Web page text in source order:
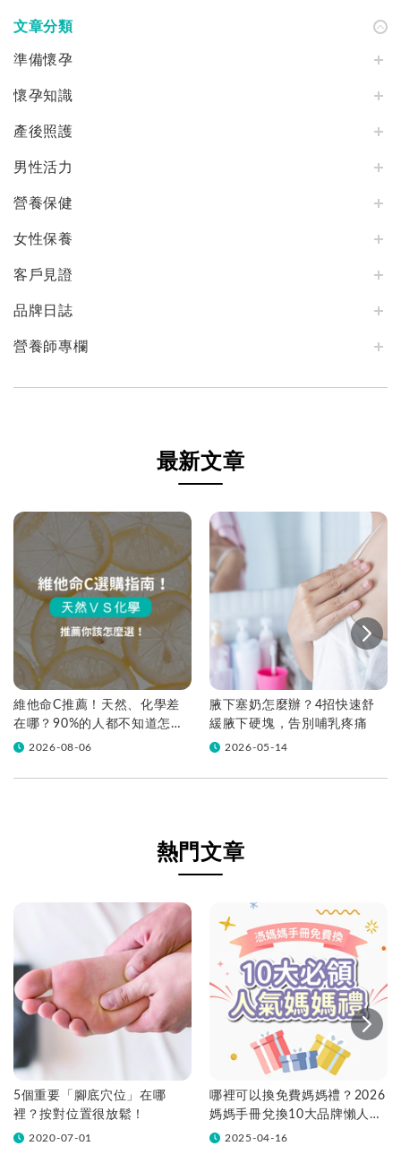
文章分類
準備懷孕
懷孕知識
產後照護
男性活力
營養保健
女性保養
客戶見證
品牌日誌
營養師專欄
最新文章
維他命C推薦！天然、化學差
在哪？90%的人都不知道怎麼
挑！帶你一次看
2026-08-06
腋下塞奶怎麼辦？4招快速舒
緩腋下硬塊，告別哺乳疼痛
2026-05-14
熱門文章
5個重要「腳底穴位」在哪
裡？按對位置很放鬆！
2020-07-01
哪裡可以換免費媽媽禮？2026
媽媽手冊兌換10大品牌懶人包
一次看！
2025-04-16